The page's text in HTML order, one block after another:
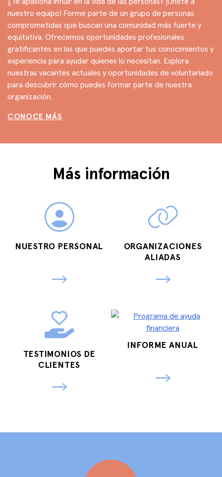
nuestro equipo! Forme parte de un grupo de personas
comprometidas que buscan una comunidad más fuerte y
equitativa. Ofrecemos oportunidades profesionales
gratificantes en las que puedes aportar tus conocimientos y
experiencia para ayudar quienes lo necesitan. Explora
nuestras vacantes actuales y oportunidades de voluntariado
para descubrir cómo puedes formar parte de nuestra
organización.
CONOCE MÁS
Más información
NUESTRO PERSONAL
ORGANIZACIONES
ALIADAS
TESTIMONIOS DE
CLIENTES
INFORME ANUAL